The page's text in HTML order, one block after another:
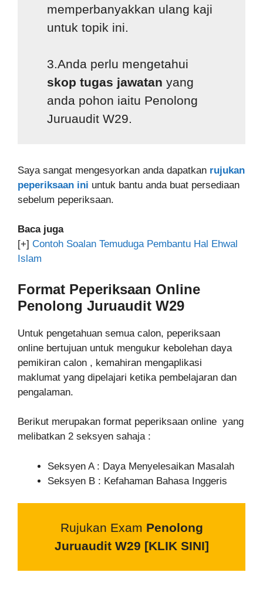
memperbanyakkan ulang kaji
untuk topik ini.
3.Anda perlu mengetahui
skop tugas jawatan yang
anda pohon iaitu Penolong
Juruaudit W29.
Saya sangat mengesyorkan anda dapatkan rujukan
peperiksaan ini untuk bantu anda buat persediaan
sebelum peperiksaan.
Baca juga
[+] Contoh Soalan Temuduga Pembantu Hal Ehwal
Islam
Format Peperiksaan Online
Penolong Juruaudit W29
Untuk pengetahuan semua calon, peperiksaan
online bertujuan untuk mengukur kebolehan daya
pemikiran calon , kemahiran mengaplikasi
maklumat yang dipelajari ketika pembelajaran dan
pengalaman.
Berikut merupakan format peperiksaan online yang
melibatkan 2 seksyen sahaja :
Seksyen A : Daya Menyelesaikan Masalah
Seksyen B : Kefahaman Bahasa Inggeris
Rujukan Exam Penolong
Juruaudit W29 [KLIK SINI]